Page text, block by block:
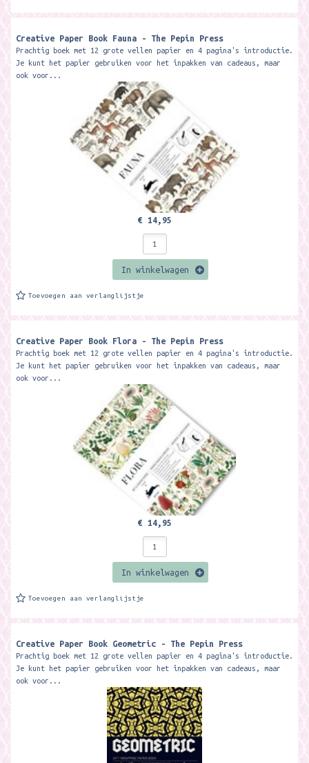
Creative Paper Book Fauna - The Pepin Press
Prachtig boek met 12 grote vellen papier en 4 pagina's introductie.
Je kunt het papier gebruiken voor het inpakken van cadeaus, maar
ook voor...
€ 14,95
In winkelwagen
Toevoegen aan verlanglijstje
Creative Paper Book Flora - The Pepin Press
Prachtig boek met 12 grote vellen papier en 4 pagina's introductie.
Je kunt het papier gebruiken voor het inpakken van cadeaus, maar
ook voor...
€ 14,95
In winkelwagen
Toevoegen aan verlanglijstje
Creative Paper Book Geometric - The Pepin Press
Prachtig boek met 12 grote vellen papier en 4 pagina's introductie.
Je kunt het papier gebruiken voor het inpakken van cadeaus, maar
ook voor...